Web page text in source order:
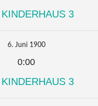
3
6. Juni 1900
0:00
3